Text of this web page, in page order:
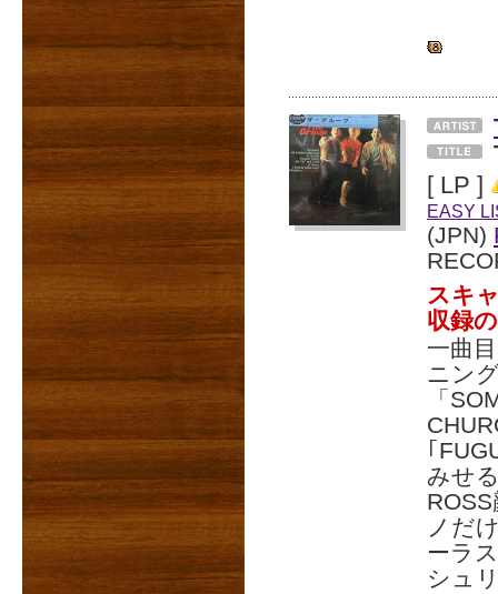
[ LP ]
EASY
(JPN)
スキ
収録
一曲
ニン
「
｢
みせ
ノだ
ーラ
シュ